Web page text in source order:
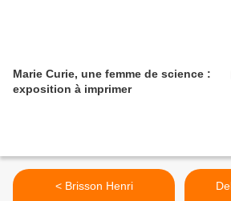
Marie Curie, une femme de science :
exposition à imprimer
< Brisson Henri